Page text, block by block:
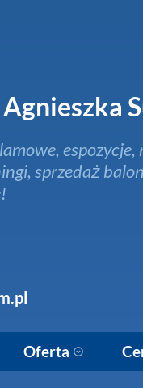
Agnieszka
espozycje,
sprzedaż
Oferta